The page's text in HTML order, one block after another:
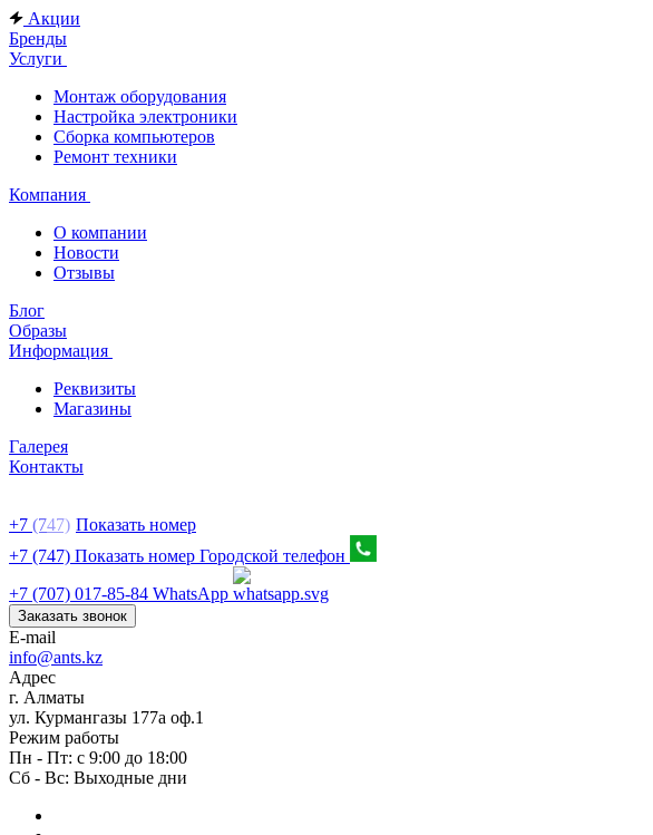
Акции
Бренды
Услуги
Монтаж оборудования
Настройка электроники
Сборка компьютеров
Ремонт техники
Компания
О компании
Новости
Отзывы
Блог
Образы
Информация
Реквизиты
Магазины
Галерея
Контакты
+7 (747) Показать номер
+7 (747) Показать номер Городской телефон
+7 (707) 017-85-84 WhatsApp
Заказать звонок
E-mail
info@ants.kz
Адрес
г. Алматы
ул. Курмангазы 177а оф.1
Режим работы
Пн - Пт: с 9:00 до 18:00
Сб - Вс: Выходные дни